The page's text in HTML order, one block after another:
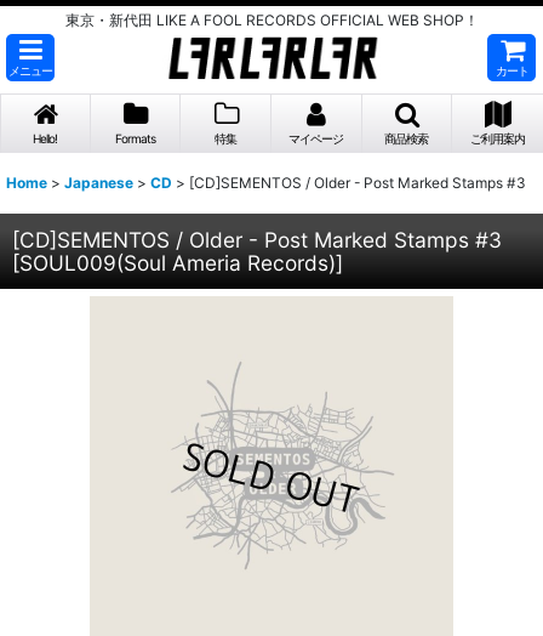
東京・新代田 LIKE A FOOL RECORDS OFFICIAL WEB SHOP！
メニュー カート
Hello! Formats 特集 マイページ 商品検索 ご利用案内
Home > Japanese > CD > [CD]SEMENTOS / Older - Post Marked Stamps #3
[CD]SEMENTOS / Older - Post Marked Stamps #3
[SOUL009(Soul Ameria Records)]